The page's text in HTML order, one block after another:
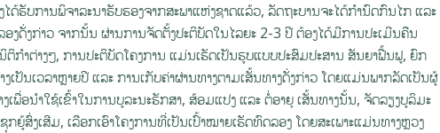
ດ້ຮັບການພິຈາລະນາຮັບຮອງຈາກສະພາແຫ່ງຊາດແລ້ວ, ລັດຖະບານຈະໄດ້ກຳນົດກົນໄກ ແລະ
ງດັ່ງກ່າວ ຈາກນັ້ນ ຜ່ານການຈັດຕັ້ງປະຕິບັດໃນໄລຍະ 2-3 ປີ ຕ້ອງໄດ້ມີການປະເມີນຄືນ
ກຳຕ່າງໆ, ການປະຕິບັດໂຄງການ ແມ່ນເຮັດເປັນຮູບແບບປະສົມປະສານ ສັນຍາຟື້ນຟູ, ຍົກ
ເປັນເວລາຫຼາຍປີ ແລະ ການເກັບຄ່າຜ່ານທາງຕາມເສັ້ນທາງດັ່ງກ່າວ ໂດຍແມ່ນພາກລັດເປັນຜູ້
ເພື່ອນໍາໃຊ້ເຂົ້າໃນການບູລະນະຮັກສາ, ສ້ອມແປງ ແລະ ຕໍ່ອາຍຸ ເສັ້ນທາງນັ້ນ, ຈັດລຽງບູລິມະ
ຍູ້ສົ່ງເສີມ, ເລືອກເອົາໂຄງການທີ່ເປັນເປົ້າໝາຍເຮັດທົດລອງ ໂດຍສະເພາະແມ່ນທາງຫຼວງ